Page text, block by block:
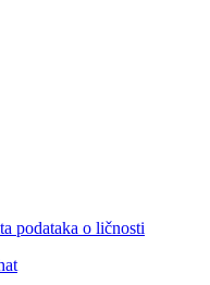
podataka o ličnosti